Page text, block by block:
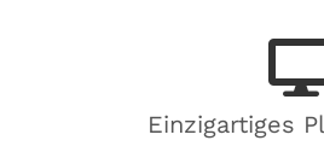
Einzigartiges